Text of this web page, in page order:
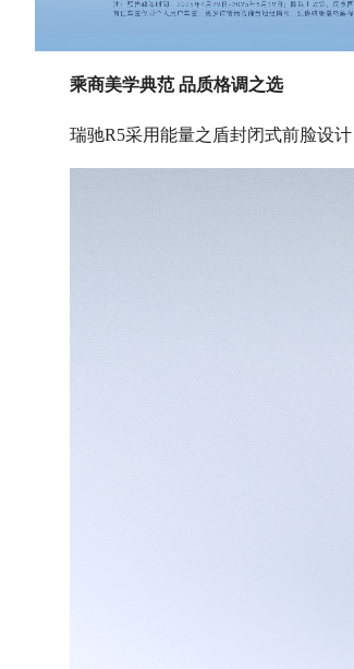
乘商美学典范 品质格调之选
瑞驰R5采用能量之盾封闭式前脸设